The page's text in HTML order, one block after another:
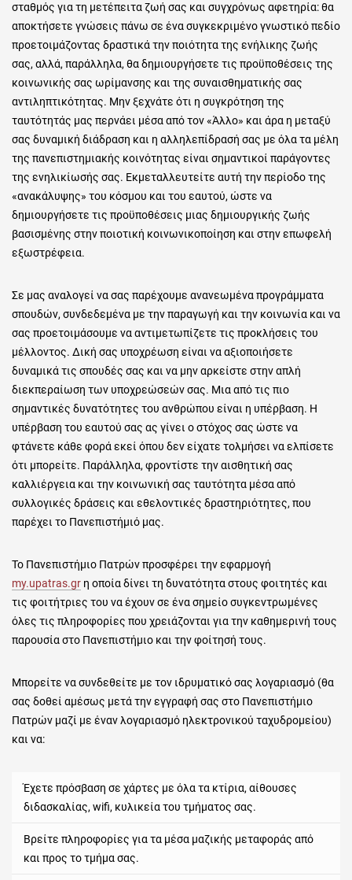
σταθμός για τη μετέπειτα ζωή σας και συγχρόνως αφετηρία: θα
αποκτήσετε γνώσεις πάνω σε ένα συγκεκριμένο γνωστικό πεδίο
προετοιμάζοντας δραστικά την ποιότητα της ενήλικης ζωής
σας, αλλά, παράλληλα, θα δημιουργήσετε τις προϋποθέσεις της
κοινωνικής σας ωρίμανσης και της συναισθηματικής σας
αντιληπτικότητας. Μην ξεχνάτε ότι η συγκρότηση της
ταυτότητάς μας περνάει μέσα από τον «Άλλο» και άρα η μεταξύ
σας δυναμική διάδραση και η αλληλεπίδρασή σας με όλα τα μέλη
της πανεπιστημιακής κοινότητας είναι σημαντικοί παράγοντες
της ενηλικίωσής σας. Εκμεταλλευτείτε αυτή την περίοδο της
«ανακάλυψης» του κόσμου και του εαυτού, ώστε να
δημιουργήσετε τις προϋποθέσεις μιας δημιουργικής ζωής
βασισμένης στην ποιοτική κοινωνικοποίηση και στην επωφελή
εξωστρέφεια.
Σε μας αναλογεί να σας παρέχουμε ανανεωμένα προγράμματα
σπουδών, συνδεδεμένα με την παραγωγή και την κοινωνία και να
σας προετοιμάσουμε να αντιμετωπίζετε τις προκλήσεις του
μέλλοντος. Δική σας υποχρέωση είναι να αξιοποιήσετε
δυναμικά τις σπουδές σας και να μην αρκείστε στην απλή
διεκπεραίωση των υποχρεώσεών σας. Μια από τις πιο
σημαντικές δυνατότητες του ανθρώπου είναι η υπέρβαση. Η
υπέρβαση του εαυτού σας ας γίνει ο στόχος σας ώστε να
φτάνετε κάθε φορά εκεί όπου δεν είχατε τολμήσει να ελπίσετε
ότι μπορείτε. Παράλληλα, φροντίστε την αισθητική σας
καλλιέργεια και την κοινωνική σας ταυτότητα μέσα από
συλλογικές δράσεις και εθελοντικές δραστηριότητες, που
παρέχει το Πανεπιστήμιό μας.
Το Πανεπιστήμιο Πατρών προσφέρει την εφαρμογή
my.upatras.gr η οποία δίνει τη δυνατότητα στους φοιτητές και
τις φοιτήτριες του να έχουν σε ένα σημείο συγκεντρωμένες
όλες τις πληροφορίες που χρειάζονται για την καθημερινή τους
παρουσία στο Πανεπιστήμιο και την φοίτησή τους.
Μπορείτε να συνδεθείτε με τον ιδρυματικό σας λογαριασμό (θα
σας δοθεί αμέσως μετά την εγγραφή σας στο Πανεπιστήμιο
Πατρών μαζί με έναν λογαριασμό ηλεκτρονικού ταχυδρομείου)
και να:
Έχετε πρόσβαση σε χάρτες με όλα τα κτίρια, αίθουσες
διδασκαλίας, wifi, κυλικεία του τμήματος σας.
Βρείτε πληροφορίες για τα μέσα μαζικής μεταφοράς από
και προς το τμήμα σας.